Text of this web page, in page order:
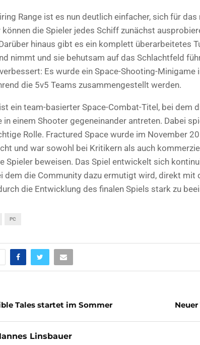
Range ist es nun deutlich einfacher, sich für
die Spieler jedes Schiff zunächst
hinaus gibt es ein komplett überarbeitetes
nimmt und sie behutsam auf das Schlachtfeld
Es wurde ein Space-Shooting-
die 5v5 Teams zusammengestellt werden.
ein team-basierter Space-Combat-Titel, bei dem
in einem Shooter gegeneinander antreten. Dabei
Rolle. Fractured Space wurde im November
und war sowohl bei Kritikern als auch
Spieler beweisen. Das Spiel entwickelt sich
dem die Community dazu ermutigt wird, direkt mit
die Entwicklung des finalen Spiels stark zu
PC
Tales startet im Sommer
Linsbauer